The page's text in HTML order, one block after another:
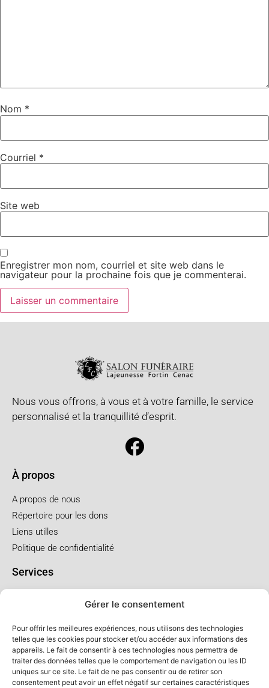
Gérer le consentement
Pour offrir les meilleures expériences, nous utilisons des technologies
telles que les cookies pour stocker et/ou accéder aux informations des
appareils. Le fait de consentir à ces technologies nous permettra de
traiter des données telles que le comportement de navigation ou les ID
uniques sur ce site. Le fait de ne pas consentir ou de retirer son
consentement peut avoir un effet négatif sur certaines caractéristiques
Nom *
Courriel *
Site web
Enregistrer mon nom, courriel et site web dans le
navigateur pour la prochaine fois que je commenterai.
Nous vous offrons, à vous et à votre famille, le service
personnalisé et la tranquillité d’esprit.
À propos
A propos de nous
Répertoire pour les dons
Liens utilles
Politique de confidentialité
Services
Funérailles au salon
Forfaits et prix
Forfait crémation